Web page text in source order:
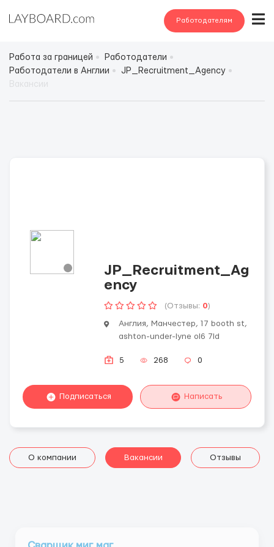
Работодателям
Работа за границей
Работодатели
Работодатели в Англии
JP_Recruitment_Agency
JP_Recruitment_Ag
ency
(Отзывы: 0)
Англия, Манчестер, 17 booth st,
ashton-under-lyne ol6 7ld
5 268 0
Подписаться Написать
О компании Вакансии Отзывы